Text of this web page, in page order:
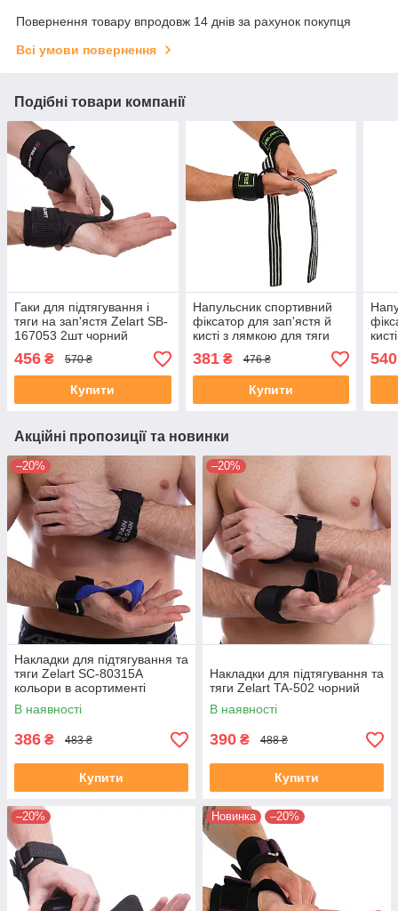
Повернення товару впродовж 14 днів за рахунок покупця
Всі умови повернення
Подібні товари компанії
Гаки для підтягування і
тяги на зап'ястя Zelart SB-
167053 2шт чорний
456 ₴ 570 ₴
Купити
Напульсник спортивний
фіксатор для зап'ястя й
кисті з лямкою для тяги
Zelart ZB-3872 2шт чорний
381₴ 476 ₴
Купити
540
Акційні пропозиції та новинки
–20%
Накладки для підтягування та
тяги Zelart SC-80315A
кольори в асортименті
В наявності
386 ₴ 483 ₴
Купити
–20%
Накладки для підтягування та
тяги Zelart TA-502 чорний
В наявності
390 ₴ 488 ₴
Купити
–20% Новинка –20%